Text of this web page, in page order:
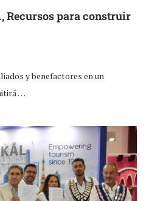
Recursos para construir
y benefactores en un
…